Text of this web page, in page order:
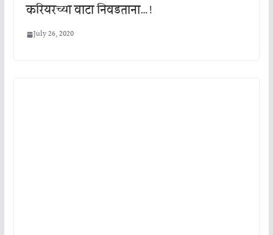
करियरच्या वाटा निवडताना…!
July 26, 2020